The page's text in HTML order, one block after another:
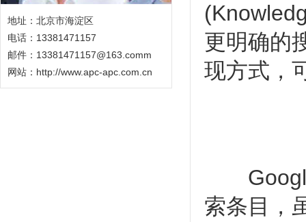
地址：北京市海淀区
电话：13381471157
邮件：13381471157@163.comm
网站： http://www.apc-apc.com.cn
更明确的
现方式，
Google
索条目，